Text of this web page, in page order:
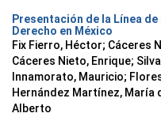
Presentación de la Línea
Derecho en México
Fix Fierro, Héctor; Cáceres
Cáceres Nieto, Enrique;
Innamorato, Mauricio;
Hernández Martínez, María
Alberto